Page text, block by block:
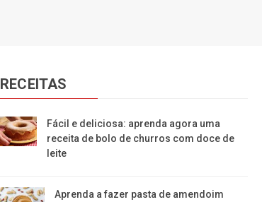
RECEITAS
Fácil e deliciosa: aprenda agora uma
receita de bolo de churros com doce de
leite
Aprenda a fazer pasta de amendoim